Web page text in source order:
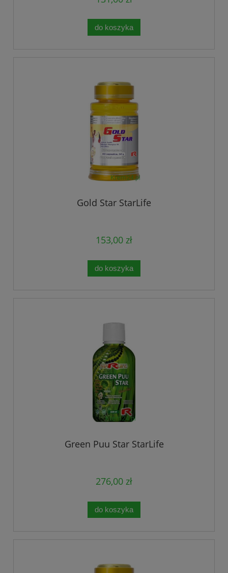
do koszyka
Gold Star StarLife
153,00 zł
do koszyka
Green Puu Star StarLife
276,00 zł
do koszyka